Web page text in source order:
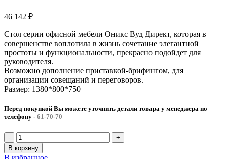
46 142 ₽
Стол серии офисной мебели Оникс Вуд Директ, которая в
совершенстве воплотила в жизнь сочетание элегантной
простоты и функциональности, прекрасно подойдет для
руководителя.
Возможно дополнение приставкой-брифингом, для
организации совещаний и переговоров.
Размер: 1380*800*750
Перед покупкой Вы можете уточнить детали товара у менеджера по
телефону - 61-70-70
В корзину